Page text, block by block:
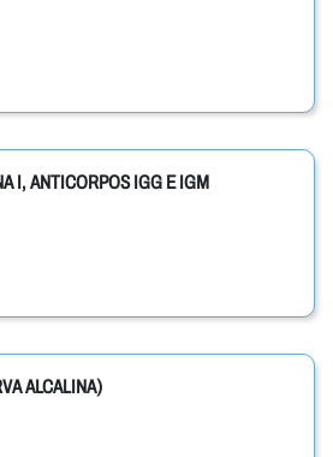
I, ANTICORPOS IGG E IGM
ALCALINA)